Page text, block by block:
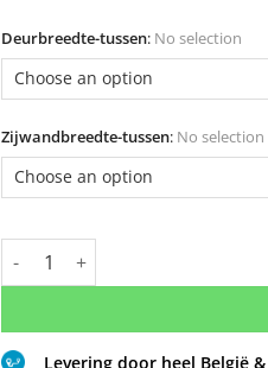
Deurbreedte-tussen: No selection
Zijwandbreedte-tussen: No selection
Douchecabine matzwart
Levering door heel België